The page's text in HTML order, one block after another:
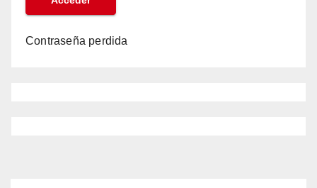
Contraseña perdida